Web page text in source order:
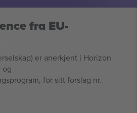
fra EU-
er anerkjent i Horizon
og
for sitt forslag nr.